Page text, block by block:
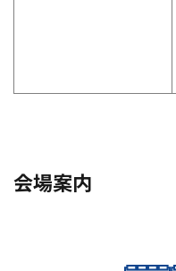
会場案内